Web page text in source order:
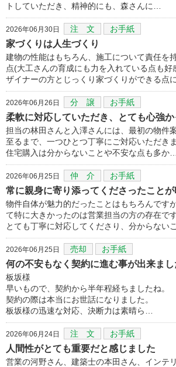
トしていただき、精神的にも、森さんに…
2026年06月30日 注 文 お手紙
家づくりは人生づくり
建物の性能はもちろん、施工について責任を
点(大工さんの育成にも力を入れている点も
ザイナーの方とじっくり家づくりができる点
2026年06月26日 分 譲 お手紙
柔軟に対応していただき、とても心強
担当の林田さんと入澤さんには、最初の物件
至るまで、一つひとつ丁寧にご対応いただきま
住宅購入は分からないことや不安な点も多か…
2026年06月25日 仲 介 お手紙
常に親身に寄り添ってくださったこと
物件自体が魅力的だったことはもちろんです
て特に大きかったのは営業担当の方の存在で
とても丁寧に対応してくださり、分からない
2026年06月25日 売却 お手紙
何の不安もなく契約に進む事が出来まし
板坂様
早いもので、契約から半年程経ちましたね。
契約の際は本当にお世話になりました。
板坂様の迅速な対応、決断力は素晴ら…
2026年06月24日 注 文 お手紙
人間性がとても重要だと感じました
営業の河野さん、建築士の本田さん、インテ